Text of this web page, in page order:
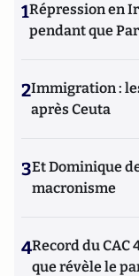
1Répression en
pendant que
2Immigration :
après Ceuta
3Et Dominique
macronisme
4Record du CAC
que révèle le